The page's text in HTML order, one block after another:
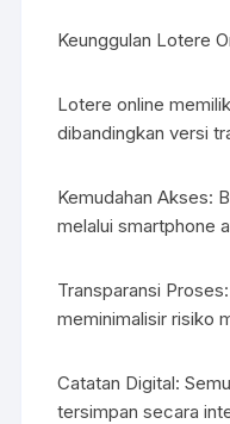
Keunggulan Lotere
Lotere online
dibandingkan versi
Kemudahan Akses:
melalui smartphone
Transparansi
meminimalisir risiko
Catatan Digital:
tersimpan secara